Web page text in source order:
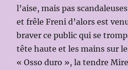
l’aise, mais pas
et frêle Freni d’alors est
braver ce public qui se
tête haute et les mains sur
« Osso duro », la tendre